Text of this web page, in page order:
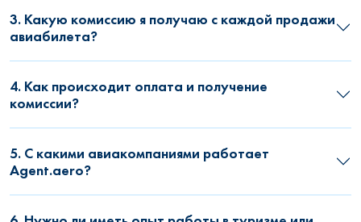
3. Какую комиссию я получаю с каждой продажи
авиабилета?
4. Как происходит оплата и получение
комиссии?
5. С какими авиакомпаниями работает
Agent.aero?